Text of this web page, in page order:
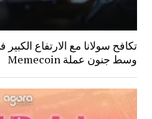
تكافح سولانا مع الارتفاع
وسط جنون عملة Memecoin